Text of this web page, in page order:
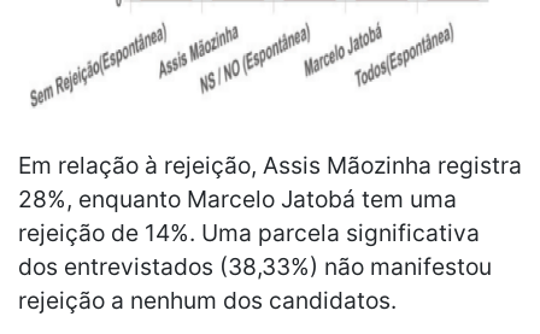
Em relação à rejeição, Assis Mãozinha registra
28%, enquanto Marcelo Jatobá tem uma
rejeição de 14%. Uma parcela significativa
dos entrevistados (38,33%) não manifestou
rejeição a nenhum dos candidatos.